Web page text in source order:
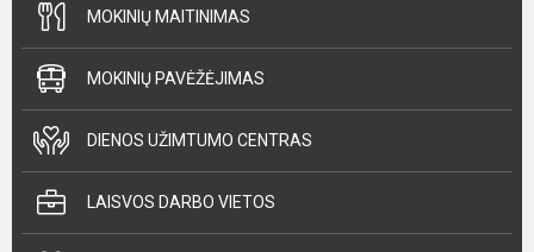
MOKINIŲ MAITINIMAS
MOKINIŲ PAVĖŽĖJIMAS
DIENOS UŽIMTUMO CENTRAS
LAISVOS DARBO VIETOS